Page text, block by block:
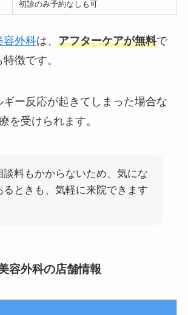
初診のみ予約なしも可
容外科は、 アフターケアが無料で
徴です。
ー反応が起きてしまった場合な
を受けられます。
談料もかからないため、気にな
るときも、気軽に来院できます
容外科の店舗情報